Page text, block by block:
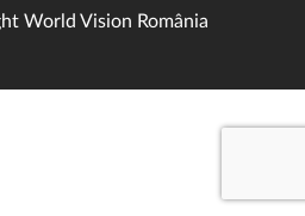
World Vision România